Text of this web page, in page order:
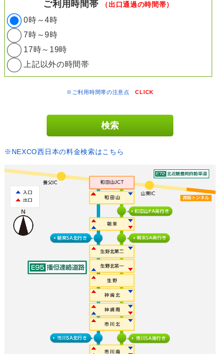
ご利用時間帯 （出口通過の時間帯）
0時～4時
7時～9時
17時～19時
上記以外の時間帯
※ご利用時間帯の注意点CLICK
※NEXCO西日本の料金検索はこちら